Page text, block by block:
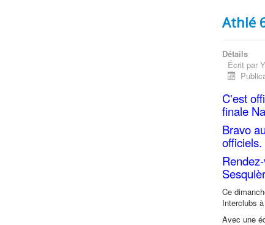
Athlé
Détails
Écrit par
C'est
finale
Bravo
officiels.
Ce
Interclubs
Avec une